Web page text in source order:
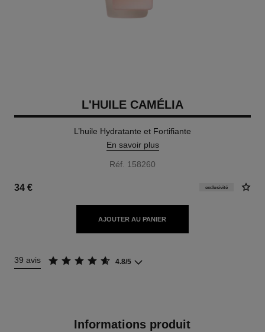
L'HUILE CAMÉLIA
L’huile Hydratante et Fortifiante
En savoir plus
Réf. 158260
34 € exclusivité
AJOUTER AU PANIER
39 avis 4.8/5
Informations produit